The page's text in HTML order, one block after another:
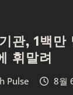
관, 1백만
휘말려
Pulse 8월